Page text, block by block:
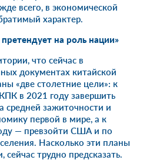
всего, в экономической
характер.
на роль нации»
что сейчас в
документах китайской
«две столетние цели»: к
в 2021 году завершить
средней зажиточности и
первой в мире, а к
— превзойти США и по
Насколько эти планы
трудно предсказать.